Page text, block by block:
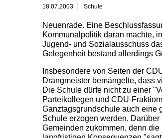
18.07.2003 Schule
Neuenrade. Eine
Kommunalpolitik daran machte,
Jugend- und Sozialausschuss
Gelegenheit bestand allerdings
Insbesondere von Seiten der
Drangmeister bemängelte, dass
Die Schule dürfe nicht zu einer
Parteikollegen und CDU-
Ganztagsgrundschule auch eine
Schule erzogen werden.
Gemeinden zukommen, denn